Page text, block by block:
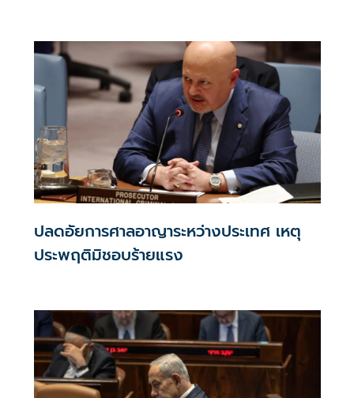
ปลดอัยการศาลอาญาระหว่างประเทศ เหตุ
ประพฤติมิชอบร้ายแรง